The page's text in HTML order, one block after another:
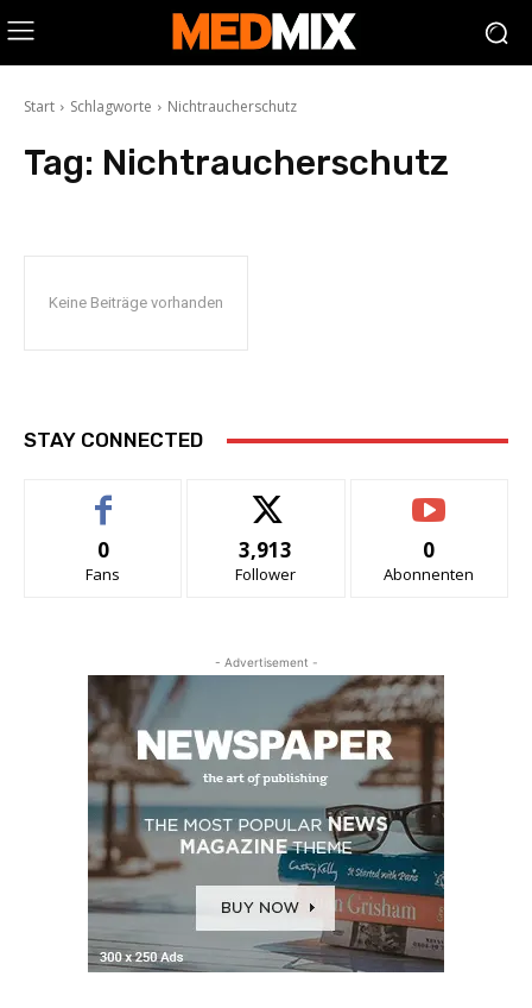
Start Schlagworte Nichtraucherschutz
Tag: Nichtraucherschutz
Keine Beiträge vorhanden
STAY CONNECTED
0
Fans
3,913
Follower
0
Abonnenten
- Advertisement -